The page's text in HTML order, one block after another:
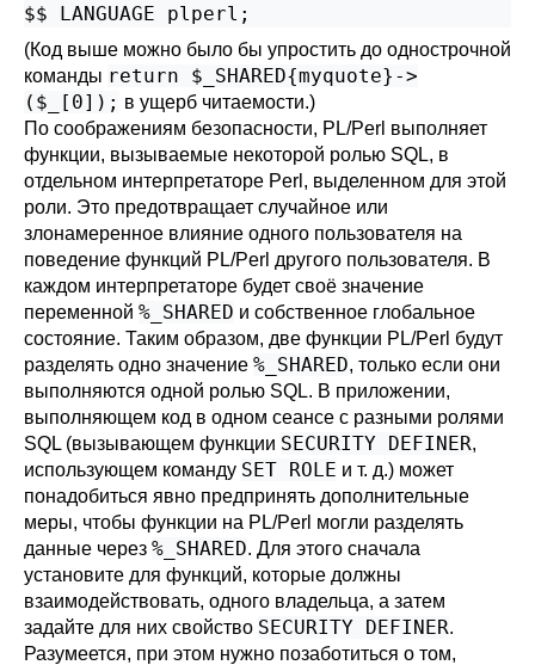
$$ LANGUAGE plperl;
(Код выше можно было бы упростить до однострочной
команды return $_SHARED{myquote}->
($_[0]); в ущерб читаемости.)
По соображениям безопасности, PL/Perl выполняет
функции, вызываемые некоторой ролью SQL, в
отдельном интерпретаторе Perl, выделенном для этой
роли. Это предотвращает случайное или
злонамеренное влияние одного пользователя на
поведение функций PL/Perl другого пользователя. В
каждом интерпретаторе будет своё значение
переменной %_SHARED и собственное глобальное
состояние. Таким образом, две функции PL/Perl будут
разделять одно значение %_SHARED, только если они
выполняются одной ролью SQL. В приложении,
выполняющем код в одном сеансе с разными ролями
SQL (вызывающем функции SECURITY DEFINER,
использующем команду SET ROLE и т. д.) может
понадобиться явно предпринять дополнительные
меры, чтобы функции на PL/Perl могли разделять
данные через %_SHARED. Для этого сначала
установите для функций, которые должны
взаимодействовать, одного владельца, а затем
задайте для них свойство SECURITY DEFINER.
Разумеется, при этом нужно позаботиться о том,